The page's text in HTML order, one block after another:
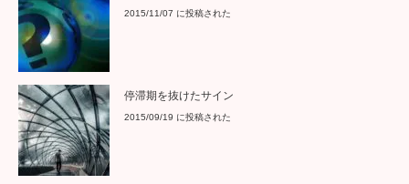
2015/11/07 に投稿された
停滞期を抜けたサイン
2015/09/19 に投稿された